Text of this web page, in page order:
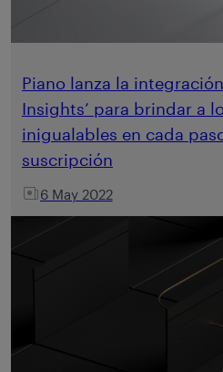
Piano lanza la
Insights’ para brindar a
inigualables en cada
suscripción
6 May 2022